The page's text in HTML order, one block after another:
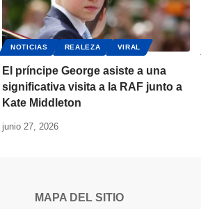
NOTICIAS REALEZA VIRAL
El príncipe George asiste a una
significativa visita a la RAF junto a
Kate Middleton
junio 27, 2026
MAPA DEL SITIO